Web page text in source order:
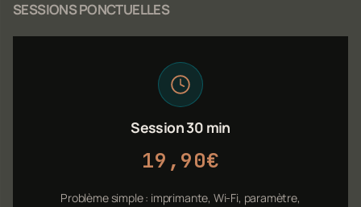
SESSIONS PONCTUELLES
Session 30 min
19,90€
Problème simple : imprimante, Wi-Fi, paramètre,